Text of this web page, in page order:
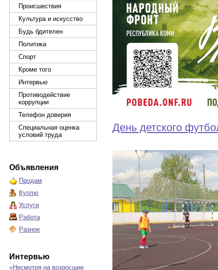
Происшествия
Культура и искусство
Будь бдителен
Политика
Спорт
Кроме того
Интервью
Противодействие
коррупции
Телефон доверия
Специальная оценка
условий труда
Объявления
Продам
Куплю
Услуги
Работа
Разное
Интервью
«Несмотря на возросшие
День детского